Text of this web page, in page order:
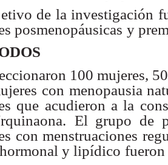
de la investigación
posmenopáusicas y
100 mujeres,
con menopausia
que acudieron a la
El grupo de
con menstruaciones
y lipídico